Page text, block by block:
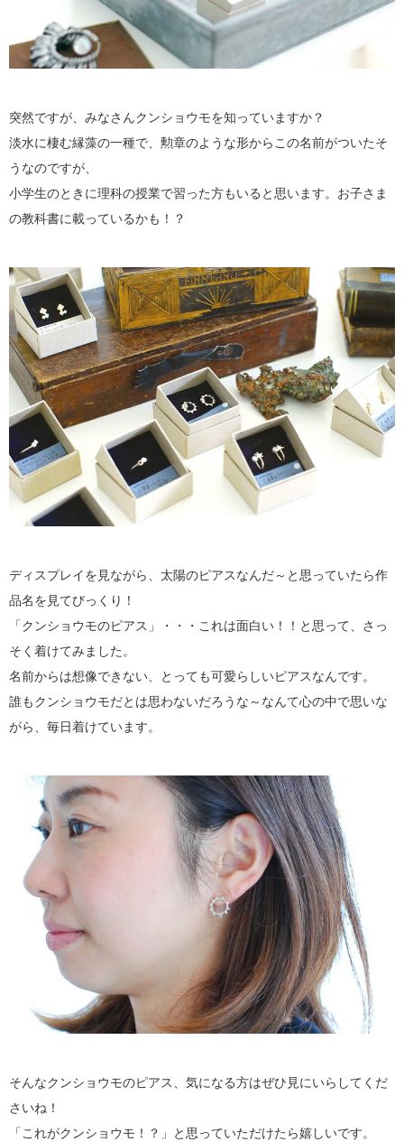
突然ですが、みなさんクンショウモを知っていますか？
淡水に棲む縁藻の一種で、勲章のような形からこの名前がついたそ
うなのですが、
小学生のときに理科の授業で習った方もいると思います。お子さま
の教科書に載っているかも！？
ディスプレイを見ながら、太陽のピアスなんだ～と思っていたら作
品名を見てびっくり！
「クンショウモのピアス」・・・これは面白い！！と思って、さっ
そく着けてみました。
名前からは想像できない、とっても可愛らしいピアスなんです。
誰もクンショウモだとは思わないだろうな～なんて心の中で思いな
がら、毎日着けています。
そんなクンショウモのピアス、気になる方はぜひ見にいらしてくだ
さいね！
「これがクンショウモ！？」と思っていただけたら嬉しいです。